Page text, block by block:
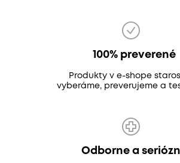
100% preverené
Produkty v e-shope
vyberáme, preverujeme a
Odborne a